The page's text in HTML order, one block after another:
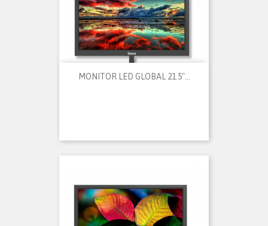
MONITOR LED GLOBAL 21.5"...